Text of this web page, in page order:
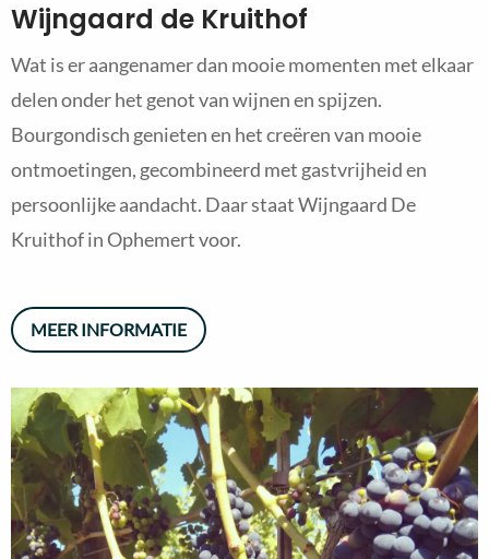
Wijngaard de Kruithof
Wat is er aangenamer dan mooie momenten met elkaar
delen onder het genot van wijnen en spijzen.
Bourgondisch genieten en het creëren van mooie
ontmoetingen, gecombineerd met gastvrijheid en
persoonlijke aandacht. Daar staat Wijngaard De
Kruithof in Ophemert voor.
MEER INFORMATIE